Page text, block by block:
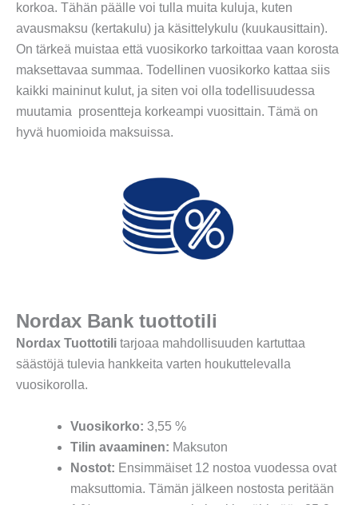
korkoa. Tähän päälle voi tulla muita kuluja, kuten
avausmaksu (kertakulu) ja käsittelykulu (kuukausittain).
On tärkeä muistaa että vuosikorko tarkoittaa vaan korosta
maksettavaa summaa. Todellinen vuosikorko kattaa siis
kaikki maininut kulut, ja siten voi olla todellisuudessa
muutamia prosentteja korkeampi vuosittain. Tämä on
hyvä huomioida maksuissa.
Nordax Bank tuottotili
Nordax Tuottotili tarjoaa mahdollisuuden kartuttaa
säästöjä tulevia hankkeita varten houkuttelevalla
vuosikorolla.
Vuosikorko: 3,55 %
Tilin avaaminen: Maksuton
Nostot: Ensimmäiset 12 nostoa vuodessa ovat
maksuttomia. Tämän jälkeen nostosta peritään